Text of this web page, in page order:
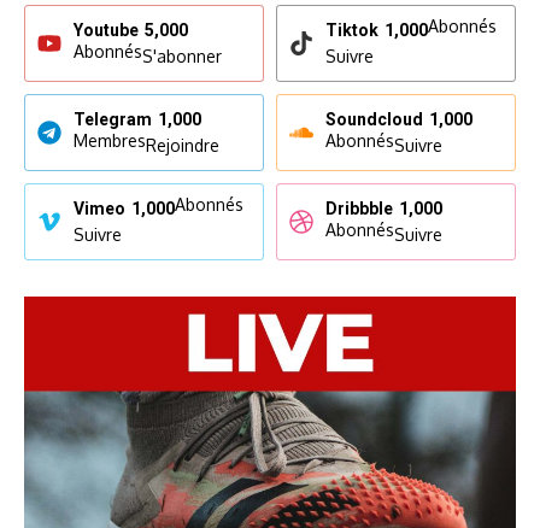
Youtube 5,000
AbonnésS'abonner
Tiktok 1,000Abonnés
Suivre
Telegram 1,000
MembresRejoindre
Soundcloud 1,000
AbonnésSuivre
Vimeo 1,000Abonnés
Suivre
Dribbble 1,000
AbonnésSuivre